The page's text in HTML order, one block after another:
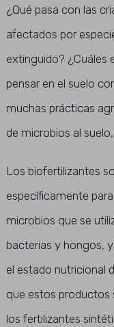
¿Qué pasa con las
afectados por
extinguido? ¿Cuáles
pensar en el suelo
muchas prácticas
de microbios al
Los biofertilizantes
específicamente
microbios que se
bacterias y hongos,
el estado nutricional
que estos productos
los fertilizantes